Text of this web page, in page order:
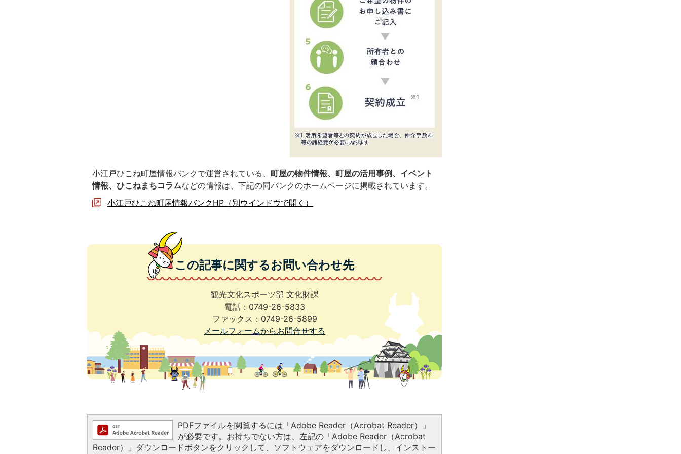
小江戸ひこね町屋情報バンクで運営されている、 町屋の物件情報、町屋の活用事例、イベント
情報、ひこねまちコラムなどの情報は、下記の同バンクのホームページに掲載されています。
小江戸ひこね町屋情報バンクHP（別ウインドウで開く）
この記事に関するお問い合わせ先
観光文化スポーツ部 文化財課
電話：0749-26-5833
ファックス：0749-26-5899
メールフォームからお問合せする
PDFファイルを閲覧するには「Adobe Reader（Acrobat Reader）」
が必要です。お持ちでない方は、左記の「Adobe Reader（Acrobat
Reader）」ダウンロードボタンをクリックして、ソフトウェアをダウンロードし、インストー